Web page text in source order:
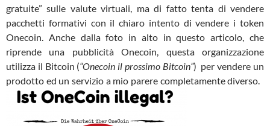
gratuite” sulle valute virtuali, ma di fatto tenta di vendere
pacchetti formativi con il chiaro intento di vendere i token
Onecoin. Anche dalla foto in alto in questo articolo, che
riprende una pubblicità Onecoin, questa organizzazione
utilizza il Bitcoin (“Onecoin il prossimo Bitcoin”) per vendere un
prodotto ed un servizio a mio parere completamente diverso.